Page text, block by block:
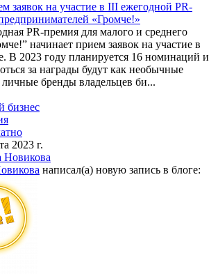
заявок на участие в III ежегодной PR-
«Громче!»
PR-премия для малого и среднего
начинает прием заявок на участие в
В 2023 году планируется 16 номинаций и
за награды будут как необычные
бренды владельцев би...
бизнес
2023 г.
написал(а) новую запись в блоге: